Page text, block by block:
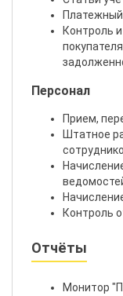
Контроль
Персонал
Прием,
Штатное
Контроль
Отчёты
Монитор